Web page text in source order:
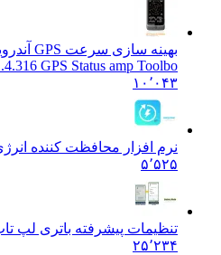
11.4.316 GPS Status amp Toolbo
۱۰٬۰۴۳
نرم افزار محافظت کننده انرژی
تنظیمات پیشرفته باتری لپ تاپ
۲۵٬۲۳۴